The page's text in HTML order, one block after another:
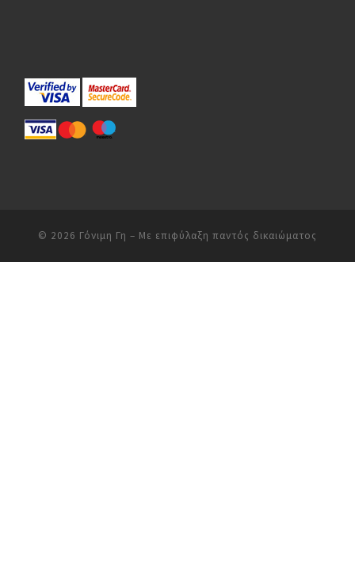
© 2026 Γόνιμη Γη – Με επιφύλαξη παντός δικαιώματος